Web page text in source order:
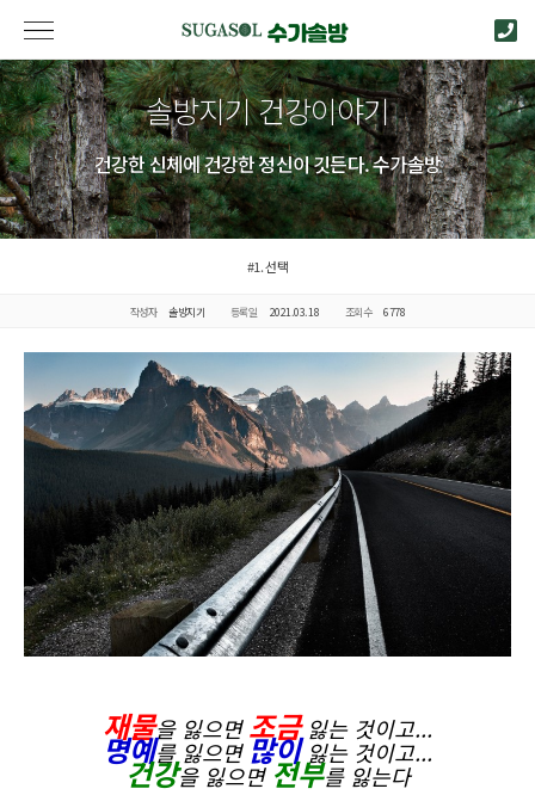
솔방지기 건강이야기
건강한 신체에 건강한 정신이 깃든다. 수가솔방
#1. 선택
작성자 솔방지기 등록일 2021.03.18 조회수 6778
재물을 잃으면조금 잃는 것이고...
명예를 잃으면많이잃는 것이고...
건강을 잃으면전부를 잃는다